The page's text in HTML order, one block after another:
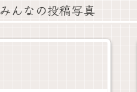
みんなの投稿写真